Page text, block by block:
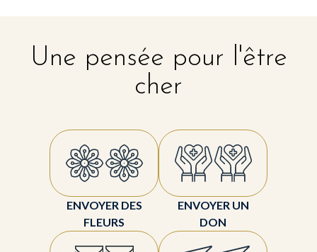
Une pensée pour l'être
cher
ENVOYER DES
FLEURS
ENVOYER UN
DON